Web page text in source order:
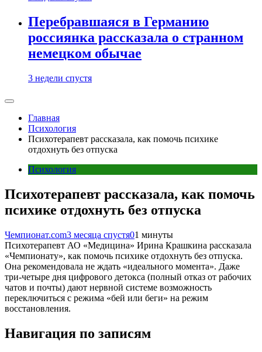
Перебравшаяся в Германию
россиянка рассказала о странном
немецком обычае
3 недели спустя
Главная
Психология
Психотерапевт рассказала, как помочь психике
отдохнуть без отпуска
Психология
Психотерапевт рассказала, как помочь
психике отдохнуть без отпуска
Чемпионат.com3 месяца спустя01 минуты
Психотерапевт АО «Медицина» Ирина Крашкина рассказала
«Чемпионату», как помочь психике отдохнуть без отпуска.
Она рекомендовала не ждать «идеального момента». Даже
три-четыре дня цифрового детокса (полный отказ от рабочих
чатов и почты) дают нервной системе возможность
переключиться с режима «бей или беги» на режим
восстановления.
Навигация по записям